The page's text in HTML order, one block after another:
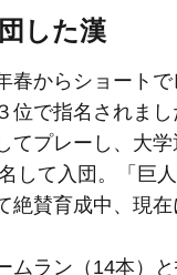
した漢
春からショート
位で指名されま
プレーし、大学
して入団。「巨
賛育成中、現在
ムラン（14本）